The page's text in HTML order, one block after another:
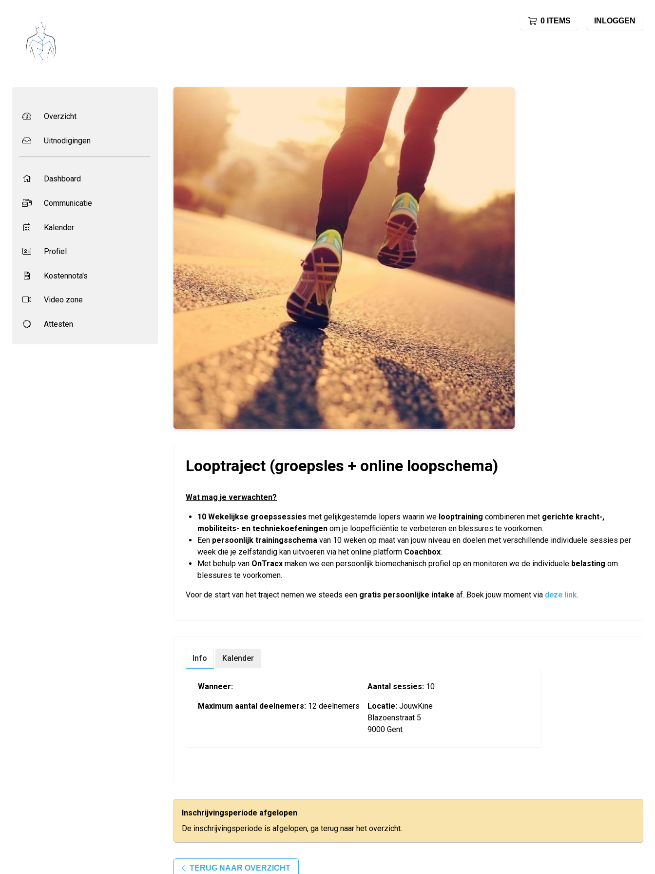
0 ITEMS INLOGGEN
Overzicht
Uitnodigingen
Dashboard
Communicatie
Kalender
Profiel
Kostennota's
Video zone
Attesten
Looptraject (groepsles + online loopschema)
Wat mag je verwachten?
10 Wekelijkse groepssessies met gelijkgestemde lopers waarin we looptraining combineren met gerichte kracht-,
mobiliteits- en techniekoefeningen om je loopefficiëntie te verbeteren en blessures te voorkomen.
Een persoonlijk trainingsschema van 10 weken op maat van jouw niveau en doelen met verschillende individuele sessies per
week die je zelfstandig kan uitvoeren via het online platform Coachbox.
Met behulp van OnTracx maken we een persoonlijk biomechanisch profiel op en monitoren we de individuele belasting om
blessures te voorkomen.
Voor de start van het traject nemen we steeds een gratis persoonlijke intake af. Boek jouw moment via deze link.
Info Kalender
Wanneer: Aantal sessies: 10
Maximum aantal deelnemers: 12 deelnemers Locatie: JouwKine
Blazoenstraat 5
9000 Gent
Inschrijvingsperiode afgelopen
De inschrijvingsperiode is afgelopen, ga terug naar het overzicht.
TERUG NAAR OVERZICHT